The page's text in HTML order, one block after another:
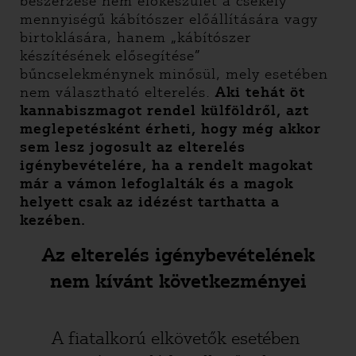
mennyiségű kábítószer előállítására vagy
birtoklására, hanem „kábítószer
készítésének elősegítése”
bűncselekménynek minősül, mely esetében
nem választható elterelés. Aki tehát öt
kannabiszmagot rendel külföldről, azt
meglepetésként érheti, hogy még akkor
sem lesz jogosult az elterelés
igénybevételére, ha a rendelt magokat
már a vámon lefoglalták és a magok
helyett csak az idézést tarthatta a
kezében.
Az elterelés igénybevételének
nem kívánt következményei
A fiatalkorú elkövetők esetében